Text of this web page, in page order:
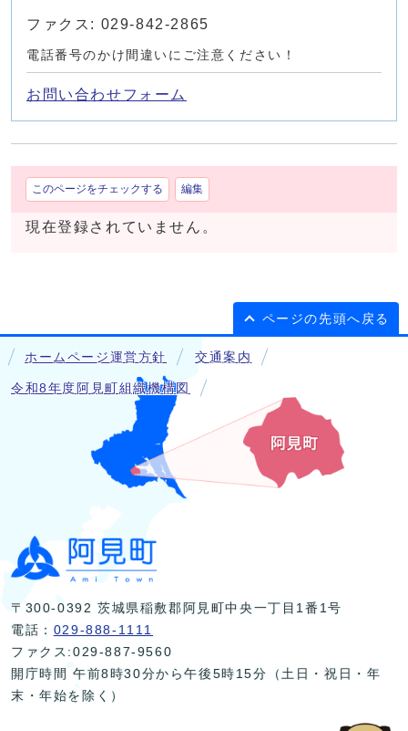
ファクス: 029-842-2865
電話番号のかけ間違いにご注意ください！
お問い合わせフォーム
このページをチェックする 編集
現在登録されていません。
ページの先頭へ戻る
ホームページ運営方針 交通案内
令和8年度阿見町組織機構図
〒300-0392 茨城県稲敷郡阿見町中央一丁目1番1号
電話： 029-888-1111
ファクス:029-887-9560
開庁時間 午前8時30分から午後5時15分（土日・祝日・年
末・年始を除く）